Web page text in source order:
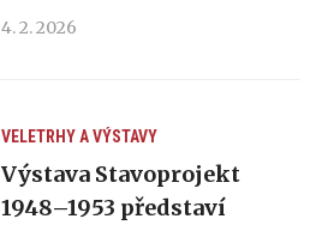
4. 2. 2026
VELETRHY A VÝSTAVY
Výstava Stavoprojekt
1948–1953 představí